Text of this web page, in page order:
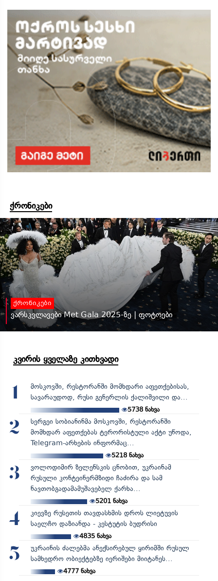
ქრონიკები
ქრონიკები
ვარსკვლავები Met Gala 2025-ზე | ფოტოები
კვირის ყველაზე კითხვადი
1
მოსკოვში, რესტორანში მომხდარი აფეთქებისას,
სავარაუდოდ, რუსი გენერლის ქალიშვილი და...
5738 ნახვა
2
სერგეი სობიანინმა მოსკოვში, რესტორანში
მომხდარ აფეთქებას ტერორისტული აქტი უწოდა,
Telegram-არხების ინფორმაც...
5218ნახვა
3
ვოლოდიმირ ზელენსკის ცნობით, უკრაინამ
რუსული კონტეინერმზიდი ჩაძირა და სამ
ნავთობგადამამუშავებელ ქარხა...
5201ნახვა
4
კიევზე რუსეთის თავდასხმის დროს ლიეტუვის
საელჩო დაზიანდა - კესტუტის ბუდრისი
4835ნახვა
5
უკრაინის ძალებმა ანექსირებულ ყირიმში რუსულ
სამხედრო ობიექტებზე იერიშები მიიტანეს...
4777ნახვა